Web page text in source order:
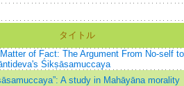
タイトル
of Fact: The Argument From No-self to
Śikṣāsamuccaya
A study in Mahāyāna morality